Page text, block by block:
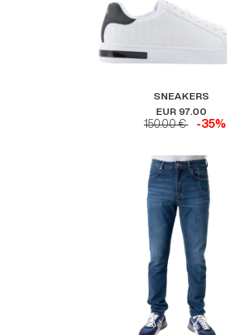
SNEAKERS
EUR 97.00
150.00 € -35%